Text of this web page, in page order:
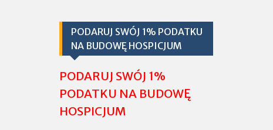
PODARUJ SWÓJ 1% PODATKU
NA BUDOWĘ HOSPICJUM
PODARUJ SWÓJ 1%
PODATKU NA BUDOWĘ
HOSPICJUM